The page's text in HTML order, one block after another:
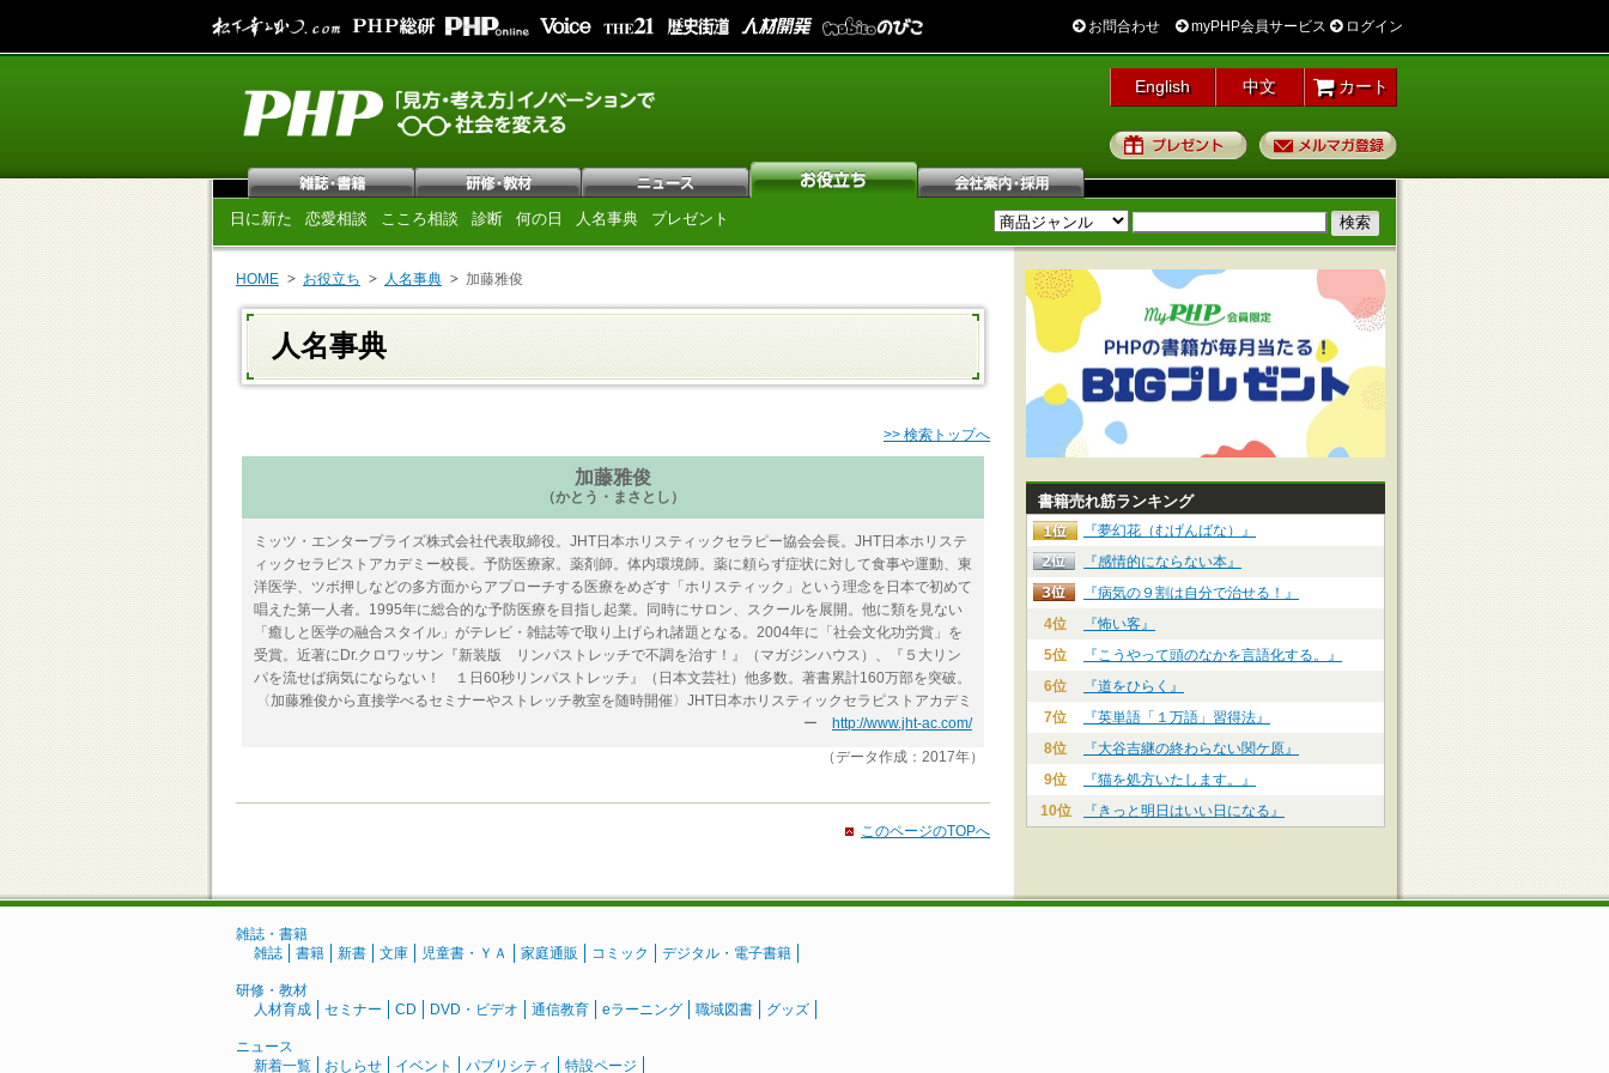
お問合わせ myPHP会員サービス ログイン
English 中文 カート
プレゼント
日に新た 恋愛相談 こころ相談 診断 何の日 人名事典 プレゼント
HOME お役立ち 人名事典 加藤雅俊
人名事典
>> 検索トップへ
加藤雅俊
（かとう・まさとし）
ミッツ・エンタープライズ株式会社代表取締役。JHT日本ホリスティックセラピー協会会長。JHT日本ホリステ
ィックセラピストアカデミー校長。予防医療家。薬剤師。体内環境師。薬に頼らず症状に対して食事や運動、東
洋医学、ツボ押しなどの多方面からアプローチする医療をめざす「ホリスティック」という理念を日本で初めて
唱えた第一人者。1995年に総合的な予防医療を目指し起業。同時にサロン、スクールを展開。他に類を見ない
「癒しと医学の融合スタイル」がテレビ・雑誌等で取り上げられ諸題となる。2004年に「社会文化功労賞」を
受賞。近著にDr.クロワッサン『新装版 リンパストレッチで不調を治す！』（マガジンハウス）、『５大リン
パを流せば病気にならない！ １日60秒リンパストレッチ』（日本文芸社）他多数。著書累計160万部を突破。
〈加藤雅俊から直接学べるセミナーやストレッチ教室を随時開催〉JHT日本ホリスティックセラピストアカデミ
ー
http://www.jht-ac.com/
（データ作成：2017年）
このページのTOPへ
書籍売れ筋ランキング
『夢幻花（むげんばな）』
『感情的にならない本』
『病気の９割は自分で治せる！』
4位
『怖い客』
5位
『こうやって頭のなかを言語化する。』
6位
『道をひらく』
7位
『英単語「１万語」習得法』
8位
『大谷吉継の終わらない関ケ原』
9位
『猫を処方いたします。』
10位
『きっと明日はいい日になる』
雑誌・書籍
雑誌
書籍 新書 文庫 児童書・ＹＡ 家庭通販 コミック デジタル・電子書籍
研修・教材
人材育成
セミナー CD DVD・ビデオ 通信教育 eラーニング 職域図書 グッズ
ニュース
新着一覧
おしらせ イベント パブリシティ 特設ページ